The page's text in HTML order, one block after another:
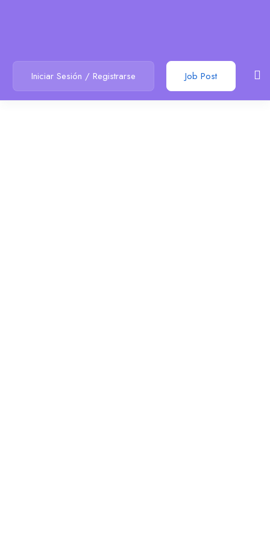
Iniciar Sesión / Registrarse Job Post